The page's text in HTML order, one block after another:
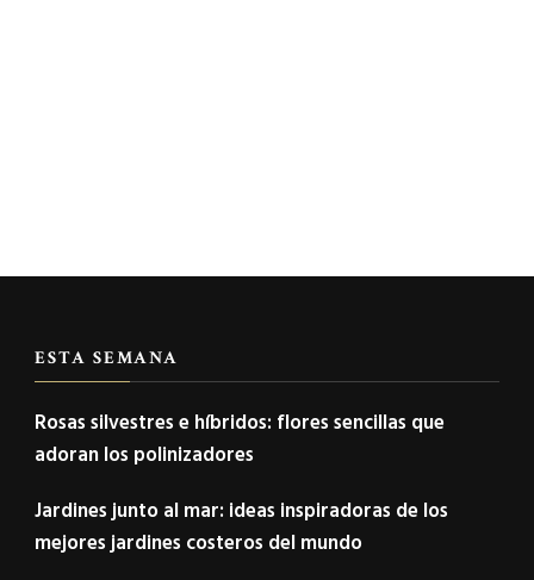
ESTA SEMANA
Rosas silvestres e híbridos: flores sencillas que
adoran los polinizadores
Jardines junto al mar: ideas inspiradoras de los
mejores jardines costeros del mundo